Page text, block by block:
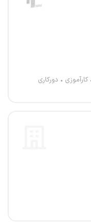
کارآموزی دورکاری